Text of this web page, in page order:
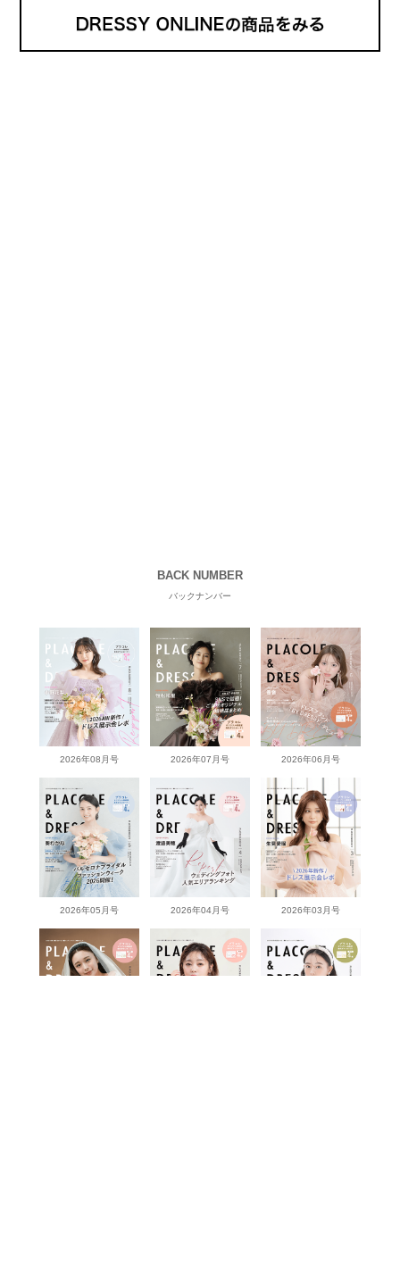
BACK NUMBER
バックナンバー
2026年08月号 2026年07月号 2026年06月号
2026年05月号 2026年04月号 2026年03月号